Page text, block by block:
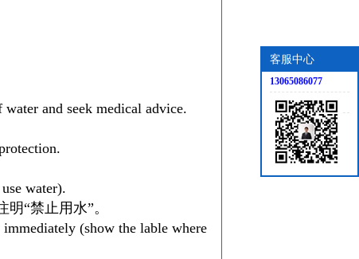
and seek medical advice.
water).
“禁止用水”。
(show the lable where
客服中心
13065086077